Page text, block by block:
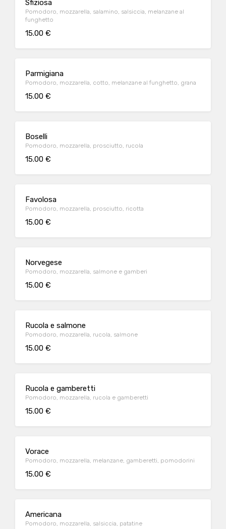
Sfiziosa
Pomodoro, mozzarella, salamino, salsiccia, melanzane al
funghetto
15.00 €
Parmigiana
Pomodoro, mozzarella, cotto, melanzane al funghetto, grana
15.00 €
Boselli
Pomodoro, mozzarella, prosciutto, rucola
15.00 €
Favolosa
Pomodoro, mozzarella, prosciutto, ricotta
15.00 €
Norvegese
Pomodoro, mozzarella, salmone e gamberi
15.00 €
Rucola e salmone
Pomodoro, mozzarella, rucola, salmone
15.00 €
Rucola e gamberetti
Pomodoro, mozzarella, rucola e gamberetti
15.00 €
Vorace
Pomodoro, mozzarella, melanzane, gamberetti, pomodorini
15.00 €
Americana
Pomodoro, mozzarella, salsiccia, patatine